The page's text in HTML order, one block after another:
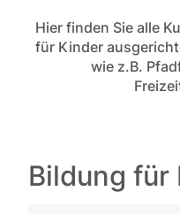
Hier finden Sie alle
für Kinder
wie z.B.
Bildung für